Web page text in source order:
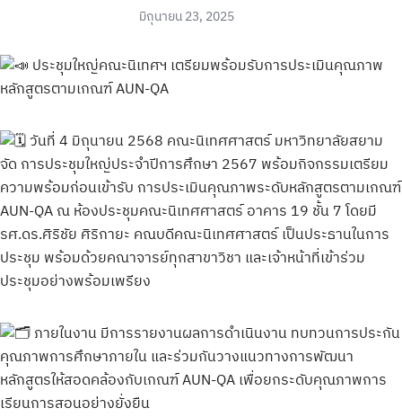
มิถุนายน 23, 2025
ประชุมใหญ่คณะนิเทศฯ เตรียมพร้อมรับการประเมินคุณภาพ
หลักสูตรตามเกณฑ์ AUN-QA
วันที่ 4 มิถุนายน 2568 คณะนิเทศศาสตร์ มหาวิทยาลัยสยาม
จัด การประชุมใหญ่ประจำปีการศึกษา 2567 พร้อมกิจกรรมเตรียม
ความพร้อมก่อนเข้ารับ การประเมินคุณภาพระดับหลักสูตรตามเกณฑ์
AUN-QA ณ ห้องประชุมคณะนิเทศศาสตร์ อาคาร 19 ชั้น 7 โดยมี
รศ.ดร.ศิริชัย ศิริกายะ คณบดีคณะนิเทศศาสตร์ เป็นประธานในการ
ประชุม พร้อมด้วยคณาจารย์ทุกสาขาวิชา และเจ้าหน้าที่เข้าร่วม
ประชุมอย่างพร้อมเพรียง
ภายในงาน มีการรายงานผลการดำเนินงาน ทบทวนการประกัน
คุณภาพการศึกษาภายใน และร่วมกันวางแนวทางการพัฒนา
หลักสูตรให้สอดคล้องกับเกณฑ์ AUN-QA เพื่อยกระดับคุณภาพการ
เรียนการสอนอย่างยั่งยืน